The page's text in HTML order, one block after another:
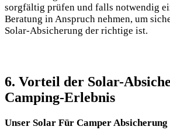
sorgfältig prüfen und falls ⁣notwendig
Beratung in Anspruch nehmen, um
Solar-Absicherung der richtige ⁢ist.
6. Vorteil der Solar-
Camping-Erlebnis
Unser Solar Für Camper ‌Absicherung‍